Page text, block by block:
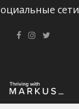
сети